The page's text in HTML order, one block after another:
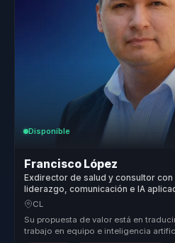
Disponible
Francisco López
Exdirector de salud y consultor
liderazgo, comunicación e IA
negocio.
CL
Su propuesta de valor está en
trabajo en equipo e inteligencia